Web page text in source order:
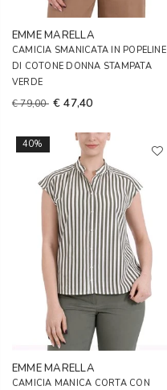
EMME MARELLA
CAMICIA SMANICATA IN POPELINE
DI COTONE DONNA STAMPATA
VERDE
€ 79,00 € 47,40
40%
EMME MARELLA
CAMICIA MANICA CORTA CON